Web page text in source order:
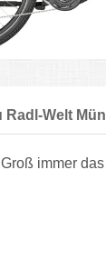
Radl-Welt
immer